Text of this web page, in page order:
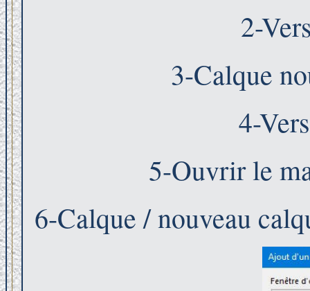
2-
3-Calque
4-
5-Ouvrir le
6-Calque / nouveau